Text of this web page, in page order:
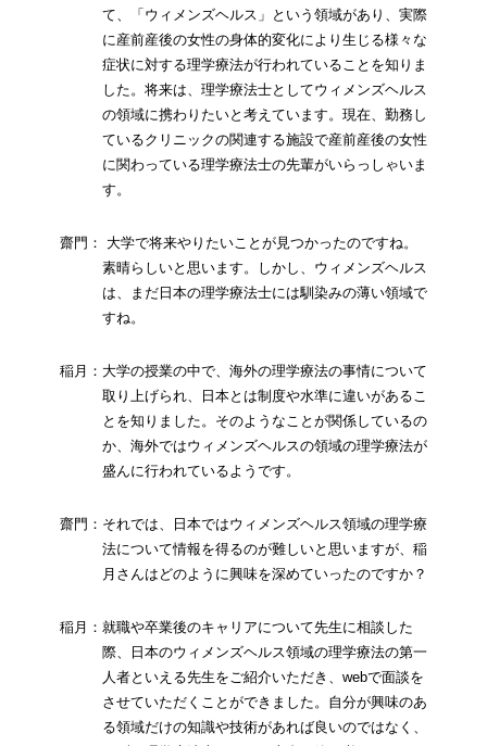
て、「ウィメンズヘルス」という領域があり、実際
に産前産後の女性の身体的変化により生じる様々な
症状に対する理学療法が行われていることを知りま
した。将来は、理学療法士としてウィメンズヘルス
の領域に携わりたいと考えています。現在、勤務し
ているクリニックの関連する施設で産前産後の女性
に関わっている理学療法士の先輩がいらっしゃいま
す。
齋門： 大学で将来やりたいことが見つかったのですね。
素晴らしいと思います。しかし、ウィメンズヘルス
は、まだ日本の理学療法士には馴染みの薄い領域で
すね。
稲月：大学の授業の中で、海外の理学療法の事情について
取り上げられ、日本とは制度や水準に違いがあるこ
とを知りました。そのようなことが関係しているの
か、海外ではウィメンズヘルスの領域の理学療法が
盛んに行われているようです。
齋門：それでは、日本ではウィメンズヘルス領域の理学療
法について情報を得るのが難しいと思いますが、稲
月さんはどのように興味を深めていったのですか？
稲月：就職や卒業後のキャリアについて先生に相談した
際、日本のウィメンズヘルス領域の理学療法の第一
人者といえる先生をご紹介いただき、webで面談を
させていただくことができました。自分が興味のあ
る領域だけの知識や技術があれば良いのではなく、